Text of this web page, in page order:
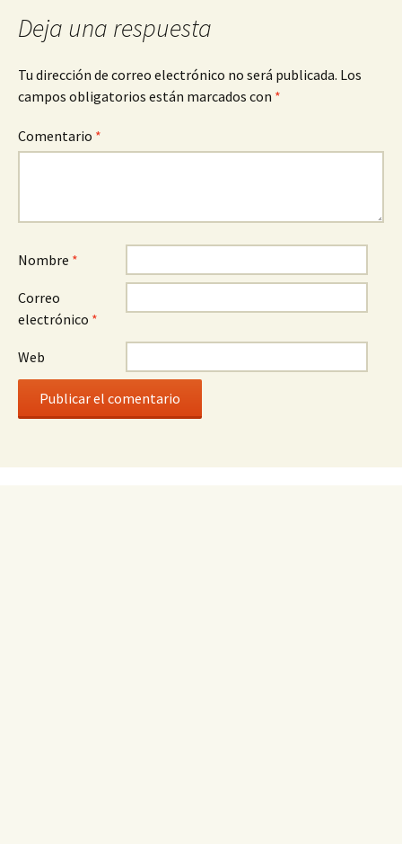
Deja una respuesta
Tu dirección de correo electrónico no será publicada. Los
campos obligatorios están marcados con *
Comentario *
Nombre *
Correo
electrónico *
Web